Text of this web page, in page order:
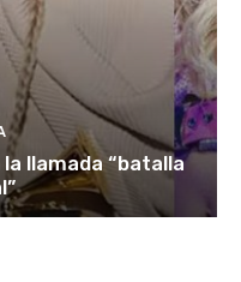
llamada “batalla